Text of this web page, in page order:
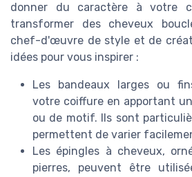
donner du caractère à votre
transformer des cheveux
chef-d'œuvre de style et de
idées pour vous inspirer :
Les bandeaux larges ou
votre coiffure en apportant
ou de motif. Ils sont
permettent de varier
Les épingles à cheveux,
pierres, peuvent être